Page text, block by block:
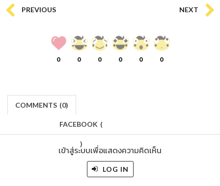
PREVIOUS NEXT
0 0 0 0 0 0
COMMENTS (0)
FACEBOOK (
)
เข้าสู่ระบบเพื่อแสดงความคิดเห็น
LOG IN